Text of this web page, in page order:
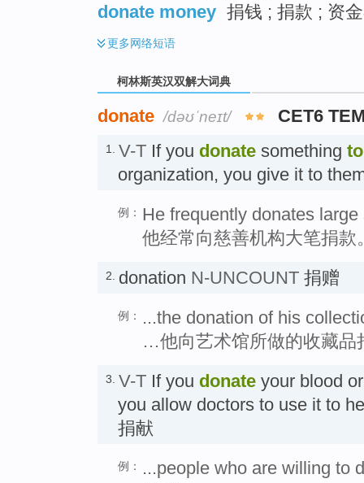
donate money 捐钱 ; 捐款 ; 资
更多网络短语
柯林斯英汉双解大词典
donate /dəʊˈneɪt/ CET6
1. V-T If you donate something to
organization, you give it to
例： He frequently donates
他经常向慈善机构大笔捐款
2. donation N-UNCOUNT 捐赠
例：
...the donation of his
…他向艺术馆所做的收藏品
3. V-T If you donate your blood
you allow doctors to use it to
捐献
例：
...people who are willing to